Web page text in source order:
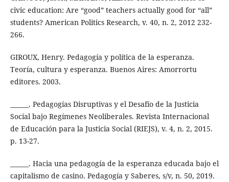
civic education: Are “good” teachers actually good for “all”
students? American Politics Research, v. 40, n. 2, 2012 232-
266.
GIROUX, Henry. Pedagogía y política de la esperanza.
Teoría, cultura y esperanza. Buenos Aires: Amorrortu
editores. 2003.
______. Pedagogías Disruptivas y el Desafío de la Justicia
Social bajo Regímenes Neoliberales. Revista Internacional
de Educación para la Justicia Social (RIEJS), v. 4, n. 2, 2015.
p. 13-27.
______. Hacia una pedagogía de la esperanza educada bajo el
capitalismo de casino. Pedagogía y Saberes, s/v, n. 50, 2019.